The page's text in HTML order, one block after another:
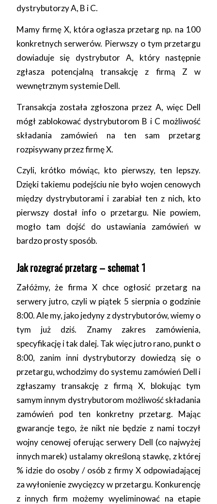
dystrybutorzy A, B i C.
Mamy firmę X, która ogłasza przetarg np. na 100
konkretnych serwerów. Pierwszy o tym przetargu
dowiaduje się dystrybutor A, który następnie
zgłasza potencjalną transakcję z firmą Z w
wewnętrznym systemie Dell.
Transakcja została zgłoszona przez A, więc Dell
mógł zablokować dystrybutorom B i C możliwość
składania zamówień na ten sam przetarg
rozpisywany przez firmę X.
Czyli, krótko mówiąc, kto pierwszy, ten lepszy.
Dzięki takiemu podejściu nie było wojen cenowych
między dystrybutorami i zarabiał ten z nich, kto
pierwszy dostał info o przetargu. Nie powiem,
mogło tam dojść do ustawiania zamówień w
bardzo prosty sposób.
Jak rozegrać przetarg – schemat 1
Załóżmy, że firma X chce ogłosić przetarg na
serwery jutro, czyli w piątek 5 sierpnia o godzinie
8:00. Ale my, jako jedyny z dystrybutorów, wiemy o
tym już dziś. Znamy zakres zamówienia,
specyfikację i tak dalej. Tak więc jutro rano, punkt o
8:00, zanim inni dystrybutorzy dowiedzą się o
przetargu, wchodzimy do systemu zamówień Dell i
zgłaszamy transakcję z firmą X, blokując tym
samym innym dystrybutorom możliwość składania
zamówień pod ten konkretny przetarg. Mając
gwarancje tego, że nikt nie będzie z nami toczył
wojny cenowej oferując serwery Dell (co najwyżej
innych marek) ustalamy określoną stawkę, z której
% idzie do osoby / osób z firmy X odpowiadającej
za wyłonienie zwycięzcy w przetargu. Konkurencję
z innych firm możemy wyeliminować na etapie